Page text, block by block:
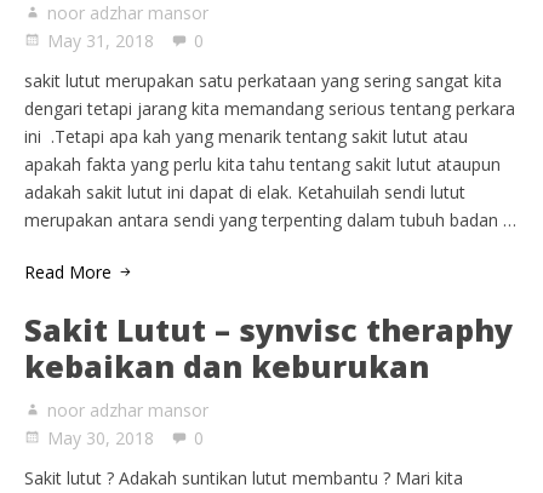
noor adzhar mansor
May 31, 2018
0
sakit lutut merupakan satu perkataan yang sering sangat kita
dengari tetapi jarang kita memandang serious tentang perkara
ini .Tetapi apa kah yang menarik tentang sakit lutut atau
apakah fakta yang perlu kita tahu tentang sakit lutut ataupun
adakah sakit lutut ini dapat di elak. Ketahuilah sendi lutut
merupakan antara sendi yang terpenting dalam tubuh badan …
Read More
Sakit Lutut – synvisc theraphy
kebaikan dan keburukan
noor adzhar mansor
May 30, 2018
0
Sakit lutut ? Adakah suntikan lutut membantu ? Mari kita